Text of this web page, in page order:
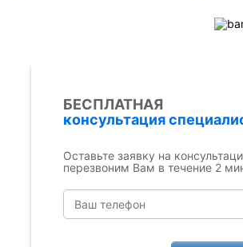
БЕСПЛАТНАЯ
консультация
Оставьте заявку на
перезвоним Вам в течение 2